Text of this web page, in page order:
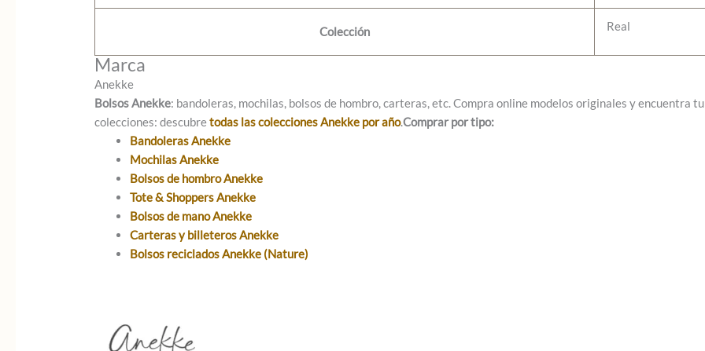
Colección Real
Marca
Anekke
Bolsos Anekke: bandoleras, mochilas, bolsos de hombro, carteras, etc. Compra online modelos originales y encuentra
colecciones: descubretodas las colecciones Anekke por año.Comprar por tipo:
Bandoleras Anekke
Mochilas Anekke
Bolsos de hombro Anekke
Tote & Shoppers Anekke
Bolsos de mano Anekke
Carteras y billeteros Anekke
Bolsos reciclados Anekke (Nature)